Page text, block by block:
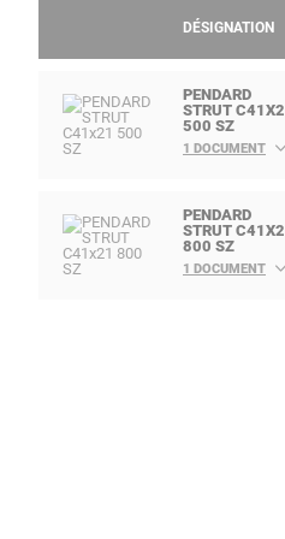
DÉSIGNATION
PENDARD
STRUT
500 SZ
1 DOCUMENT
PENDARD
STRUT
800 SZ
1 DOCUMENT